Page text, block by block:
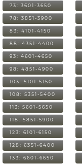
73: 3601-3650
78: 3851-3900
83: 4101-4150
88: 4351-4400
93: 4601-4650
98: 4851-4900
103: 5101-5150
108: 5351-5400
113: 5601-5650
118: 5851-5900
123: 6101-6150
128: 6351-6400
133: 6601-6650